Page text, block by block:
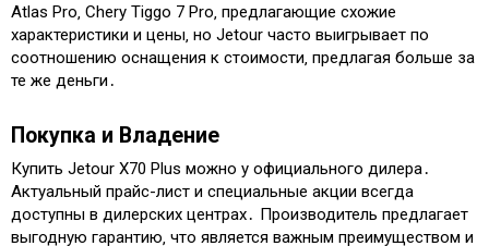
Atlas Pro‚ Chery Tiggo 7 Pro‚ предлагающие схожие
характеристики и цены‚ но Jetour часто выигрывает по
соотношению оснащения к стоимости‚ предлагая больше за
те же деньги․
Покупка и Владение
Купить Jetour X70 Plus можно у официального дилера․
Актуальный прайс-лист и специальные акции всегда
доступны в дилерских центрах․ Производитель предлагает
выгодную гарантию‚ что является важным преимуществом и